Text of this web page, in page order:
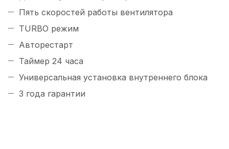
Пять скоростей работы вентилятора
TURBO режим
Авторестарт
Таймер 24 часа
Универсальная установка внутреннего блока
3 года гарантии